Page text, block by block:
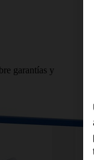
garantías y